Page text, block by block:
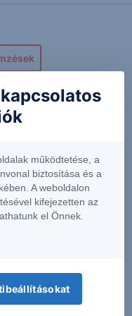
működtetése, a
biztosítása és a
A weboldalon
kifejezetten az
el Önnek.